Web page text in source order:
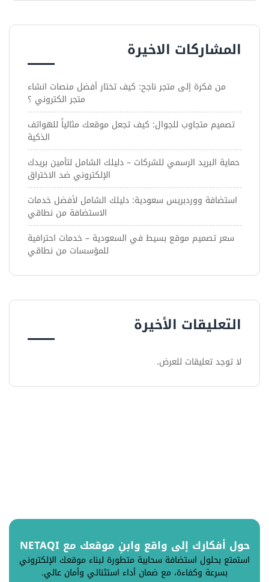
المشاركات الاخيرة
من فكرة إلى متجر ناجح: كيف تختار أفضل منصات انشاء
متجر الكتروني ؟
تصميم متجاوب للجوال: كيف تجعل موقعك مثالياً للهواتف
الذكية
حماية البريد الرسمي للشركات – دليلك الشامل لتأمين بريدك
الإلكتروني ضد الاختراق
استضافة ووردبريس سعودية: دليلك الشامل لأفضل خدمات
الاستضافة من نطاقي
سعر تصميم موقع بسيط في السعودية – خدمات احترافية
للمؤسسات من نطاقي
التعليقات الأخيرة
لا توجد تعليقات للعرض.
حول أفكارك إلى واقع وابنِ موقعك مع NETAQI
استمتع بحلول استضافة سحابية متطورة لبناء موقعك الإلكتروني
بسرعة وكفاءة، مع ضمان أداء استثنائي وأمان عالي.